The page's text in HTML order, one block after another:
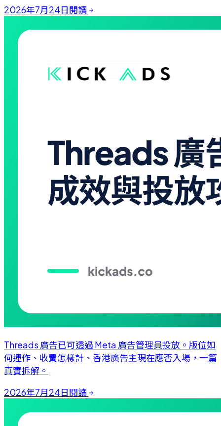
2026年7月24日閱讀
Threads 廣告已可透過 Meta 廣告管理員投放。版位如
何運作、收費怎樣計、香港廣告主現在應否入場，一篇
真實拆解。
2026年7月24日閱讀